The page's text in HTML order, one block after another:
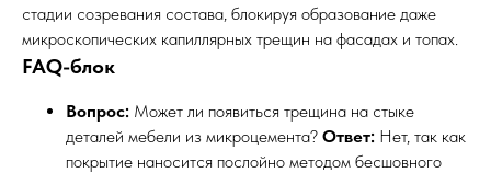
стадии созревания состава, блокируя образование даже
микроскопических капиллярных трещин на фасадах и топах.
FAQ-блок
Вопрос: Может ли появиться трещина на стыке
деталей мебели из микроцемента? Ответ: Нет, так как
покрытие наносится послойно методом бесшовного